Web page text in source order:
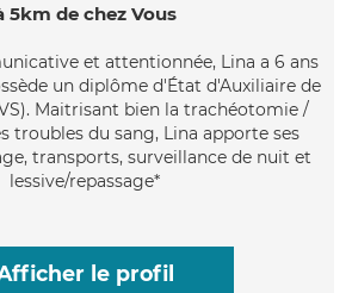
5km de chez Vous
et attentionnée, Lina a 6 ans
un diplôme d'État d'Auxiliaire de
Maitrisant bien la trachéotomie /
troubles du sang, Lina apporte ses
transports, surveillance de nuit et
lessive/repassage*
le profil